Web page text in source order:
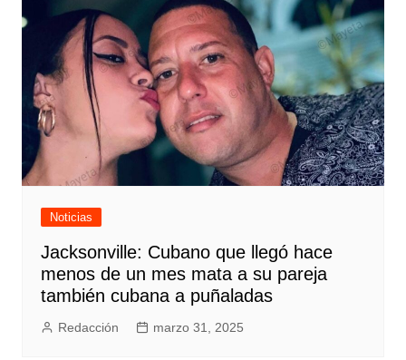
Noticias
Jacksonville: Cubano que llegó hace
menos de un mes mata a su pareja
también cubana a puñaladas
Redacción marzo 31, 2025